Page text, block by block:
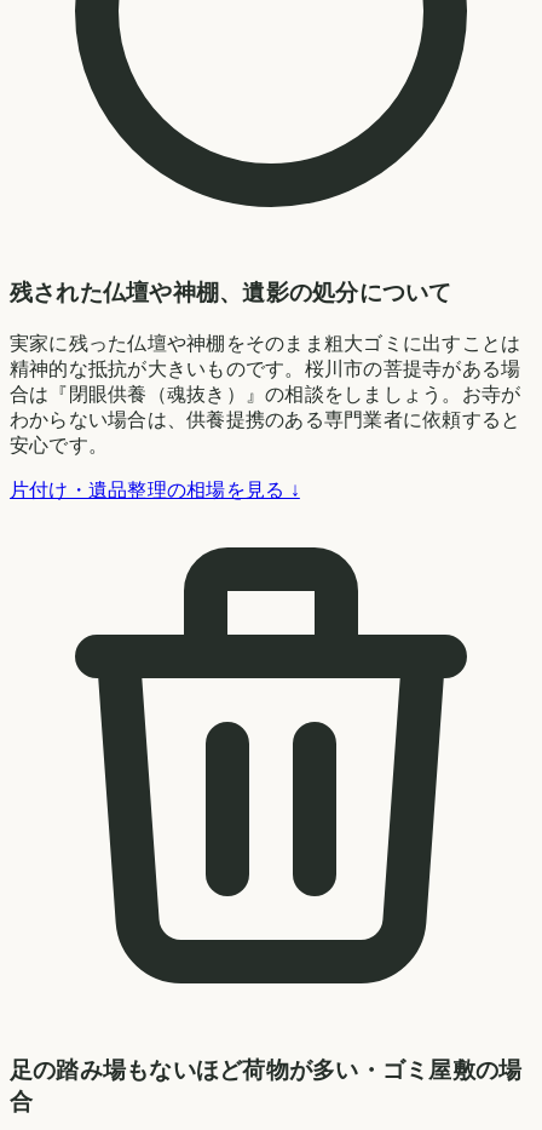
残された仏壇や神棚、遺影の処分について
実家に残った仏壇や神棚をそのまま粗大ゴミに出すことは
精神的な抵抗が大きいものです。桜川市の菩提寺がある場
合は『閉眼供養（魂抜き）』の相談をしましょう。お寺が
わからない場合は、供養提携のある専門業者に依頼すると
安心です。
片付け・遺品整理の相場を見る ↓
足の踏み場もないほど荷物が多い・ゴミ屋敷の場
合